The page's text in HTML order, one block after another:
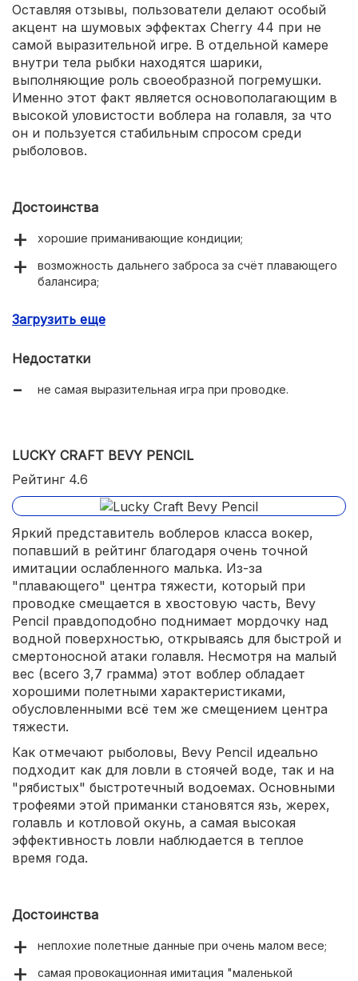
Оставляя отзывы, пользователи делают особый
акцент на шумовых эффектах Cherry 44 при не
самой выразительной игре. В отдельной камере
внутри тела рыбки находятся шарики,
выполняющие роль своеобразной погремушки.
Именно этот факт является основополагающим в
высокой уловистости воблера на голавля, за что
он и пользуется стабильным спросом среди
рыболовов.
Достоинства
хорошие приманивающие кондиции;
возможность дальнего заброса за счёт плавающего
балансира;
Загрузить еще
Недостатки
не самая выразительная игра при проводке.
LUCKY CRAFT BEVY PENCIL
Рейтинг 4.6
Яркий представитель воблеров класса вокер,
попавший в рейтинг благодаря очень точной
имитации ослабленного малька. Из-за
"плавающего" центра тяжести, который при
проводке смещается в хвостовую часть, Bevy
Pencil правдоподобно поднимает мордочку над
водной поверхностью, открываясь для быстрой и
смертоносной атаки голавля. Несмотря на малый
вес (всего 3,7 грамма) этот воблер обладает
хорошими полетными характеристиками,
обусловленными всё тем же смещением центра
тяжести.
Как отмечают рыболовы, Bevy Pencil идеально
подходит как для ловли в стоячей воде, так и на
"рябистых" быстротечный водоемах. Основными
трофеями этой приманки становятся язь, жерех,
голавль и котловой окунь, а самая высокая
эффективность ловли наблюдается в теплое
время года.
Достоинства
неплохие полетные данные при очень малом весе;
самая провокационная имитация "маленькой